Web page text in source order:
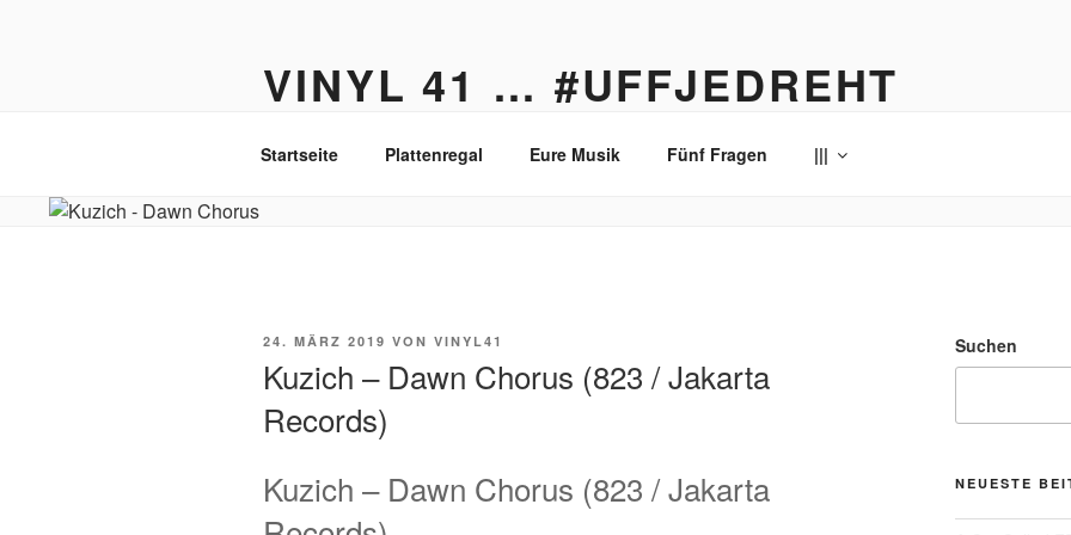
VINYL 41 … #UFFJEDREHT
Startseite Plattenregal Eure Musik Fünf Fragen |||
VERÖFFENTLICHT
24. MÄRZ 2019 VON VINYL41
Kuzich – Dawn Chorus (823 / Jakarta
Records)
Kuzich – Dawn Chorus (823 / Jakarta
Suchen
NEUESTE